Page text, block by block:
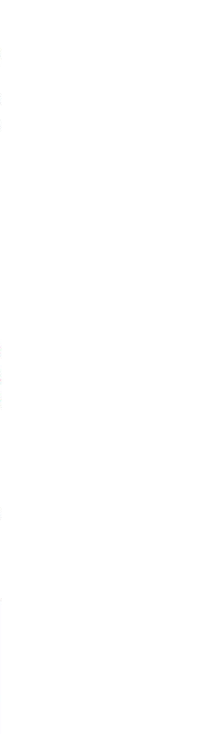
Ausdruck aus dem
und Gebühren beim
(PStG) (Geburten und
zur
(Gebührenverzeichnis)
Baden-Württemberg